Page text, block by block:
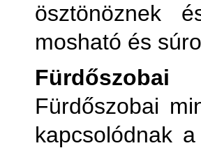
ösztönöznek
mosható és
Fürdőszobai
Fürdőszobai
kapcsolódnak